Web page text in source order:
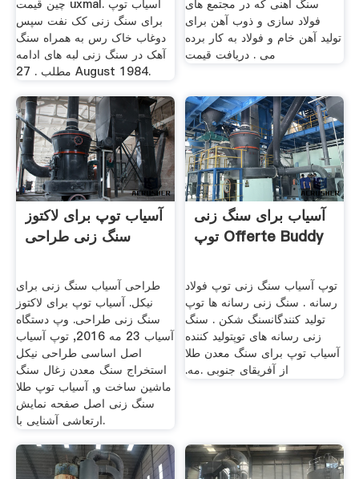
چین قیمت uxmal. آسیاب توپ
برای سنگ زنی کک نفت سپس
دوغاب خاک رس به همراه سنگ
آهک در سنگ زنی لبه های ادامه
مطلب . 27 August 1984.
سنگ آهنی که در مجتمع های
فولاد سازی و ذوب آهن برای
تولید آهن خام و فولاد به کار برده
می . دریافت قیمت
آسیاب توپ برای لاکتوز
سنگ زنی طراحی
طراحی آسیاب سنگ زنی برای
نیکل. آسیاب توپ برای لاکتوز
سنگ زنی طراحی. وپ دستگاه
آسیاب 23 مه 2016, توپ آسیاب
اصل اساسی طراحی نیکل
استخراج سنگ معدن زغال سنگ
ماشین ساخت و, آسیاب توپ طلا
سنگ زنی اصل صفحه نمایش
ارتعاشی آشنایی با.
آسیاب برای سنگ زنی
توپ Offerte Buddy
توپ آسیاب سنگ زنی توپ فولاد
رسانه . سنگ زنی رسانه ها توپ
تولید کنندگانسنگ شکن . سنگ
زنی رسانه های توپ‫تولید کننده
آسیاب توپ برای سنگ معدن طلا
از آفریقای جنوبی .مه.